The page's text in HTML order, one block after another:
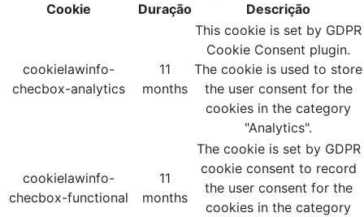
Cookie
Duração Descrição
cookielawinfo-
checbox-analytics
11
months
This cookie is set by GDPR
Cookie Consent plugin.
The cookie is used to store
the user consent for the
cookies in the category
"Analytics".
cookielawinfo-
checbox-functional
11
months
The cookie is set by GDPR
cookie consent to record
the user consent for the
cookies in the category